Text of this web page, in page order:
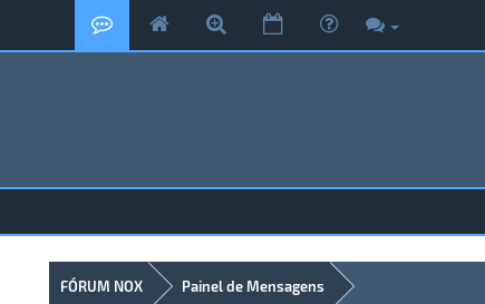
FÓRUM NOX Painel de Mensagens